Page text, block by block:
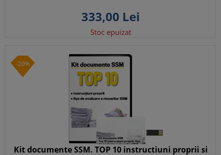
333,00 Lei
Stoc epuizat
-20%
Kit documente SSM. TOP 10 instructiuni proprii si